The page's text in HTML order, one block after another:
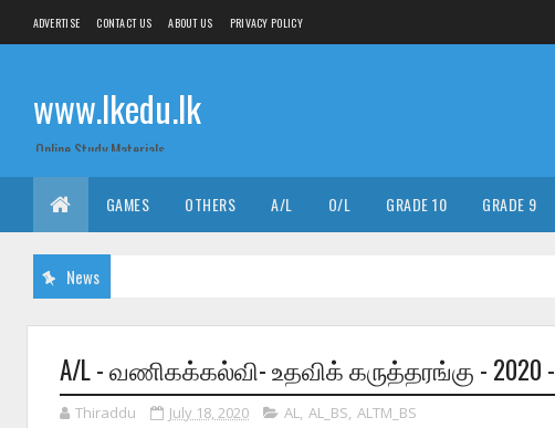
ADVERTISE CONTACT US ABOUT US PRIVACY POLICY
www.lkedu.lk
Online Study Materials
GAMES OTHERS A/L O/L GRADE 10 GRADE 9
News
A/L - வணிகக்கல்வி- உதவிக் கருத்தரங்கு -
Thiraddu July 18, 2020 AL, AL_BS, ALTM_BS